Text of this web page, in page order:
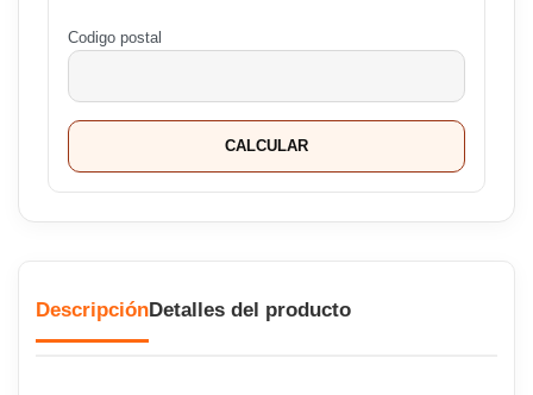
Codigo postal
CALCULAR
DescripciónDetalles del producto